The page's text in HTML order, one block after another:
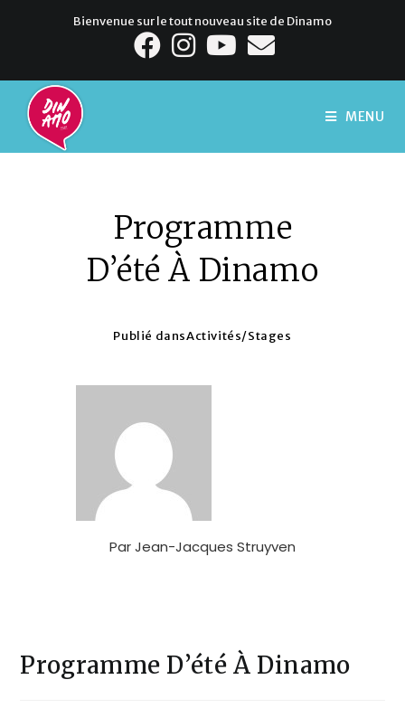
Bienvenue sur le tout nouveau site de Dinamo
MENU
Programme
D’été À Dinamo
Publié dansActivités/Stages
ParJean-Jacques Struyven
Programme D’été À Dinamo